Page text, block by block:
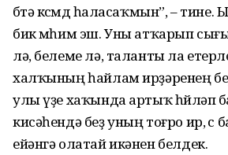
бөтә көсөмдө һа­ла­саҡ­мын”, –
бик мөһим эш. Уны атҡа­рып
лә, белеме лә, таланты ла
халҡының һайлам ирҙәренең
улы үҙе хаҡында артыҡ һөйләп
кисәһендә беҙ уның тоғро ир, өс
ейәнгә олатай икәнен белдек.